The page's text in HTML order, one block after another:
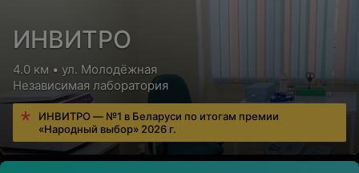
ИНВИТРО
4.0 км • ул. Молодёжная
Независимая лаборатория
ИНВИТРО — №1 в Беларуси по итогам премии
«Народный выбор» 2026 г.